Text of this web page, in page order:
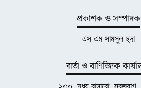
প্রকাশক ও সম্পাদক
এস এম সামসুল হুদা
বার্তা ও বাণিজ্যিক
২৩৩, মধ্য বাসাবো, সবুজবাগ,